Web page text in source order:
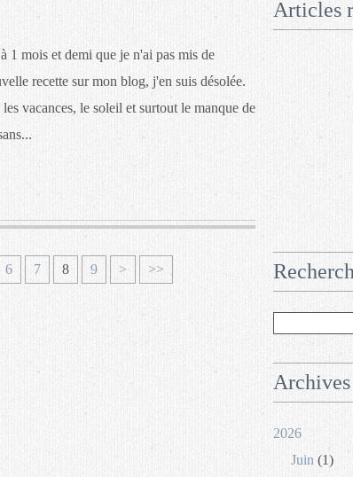
1 mois et demi que je n'ai pas mis de
recette sur mon blog, j'en suis désolée.
vacances, le soleil et surtout le manque de
6 7 8 9 > >>
Articles
Archives
2026
Juin (1)